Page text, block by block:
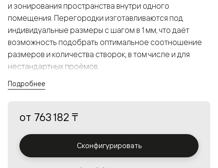
и зонирования пространства внутри одного
помещения. Перегородки изготавливаются под
индивидуальные размеры с шагом в 1 мм, что даёт
возможность подобрать оптимальное соотношение
размеров и количества створок, в том числе и для
нестандартных проёмов.
а большой выбор вставок из стекла с различными
решения в интерьере и варьировать освещённость.
Подробнее
от 763 182 ₸
Сконфигурировать